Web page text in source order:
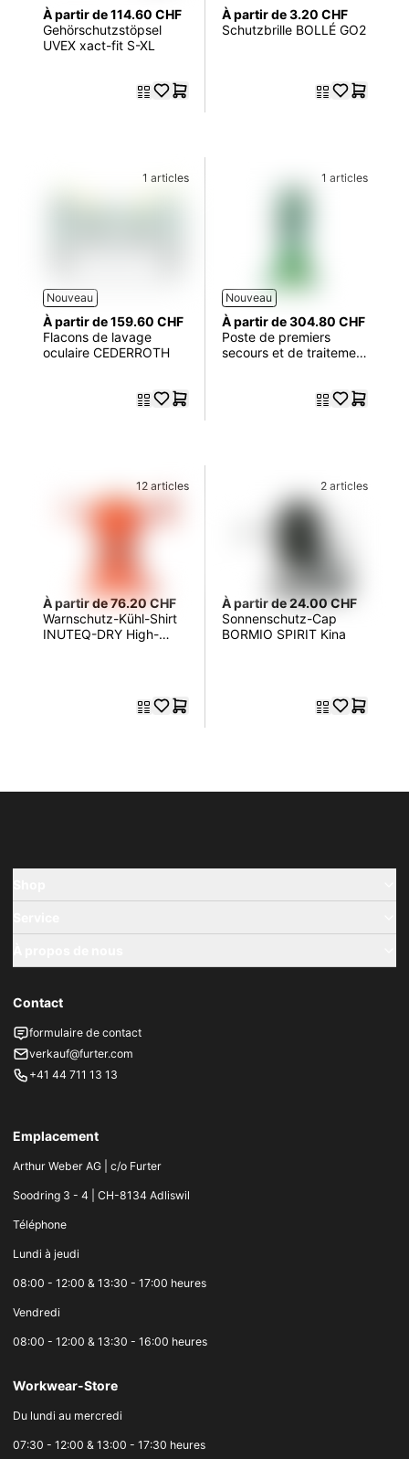
À partir de 114.60 CHF
Gehörschutzstöpsel
UVEX xact-fit S-XL
À partir de 3.20 CHF
Schutzbrille BOLLÉ GO2
1 articles
Nouveau
À partir de 159.60 CHF
Flacons de lavage
oculaire CEDERROTH
1 articles
Nouveau
À partir de 304.80 CHF
Poste de premiers
secours et de traitement
12 articles
À partir de 76.20 CHF
Warnschutz-Kühl-Shirt
INUTEQ-DRY High-
2 articles
À partir de 24.00 CHF
Sonnenschutz-Cap
BORMIO SPIRIT Kina
Contact
formulaire de contact
verkauf@furter.com
+41 44 711 13 13
Emplacement
Arthur Weber AG | c/o Furter
Soodring 3 - 4 | CH-8134 Adliswil
Téléphone
Lundi à jeudi
08:00 - 12:00 & 13:30 - 17:00 heures
Vendredi
08:00 - 12:00 & 13:30 - 16:00 heures
Workwear-Store
Du lundi au mercredi
07:30 - 12:00 & 13:00 - 17:30 heures